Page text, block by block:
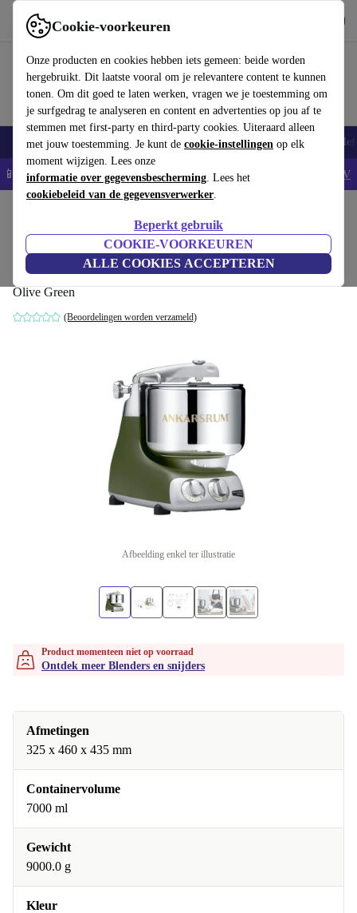
Cookie-voorkeuren
Onze producten en cookies hebben iets gemeen: beide worden
hergebruikt. Dit laatste vooral om je relevantere content te kunnen
tonen. Om dit goed te laten werken, vragen we je toestemming om
je surfgedrag te analyseren en content en advertenties op jou af te
stemmen met first-party en third-party cookies. Uiteraard alleen
met jouw toestemming. Je kunt de cookie-instellingen op elk
moment wijzigen. Lees onze
informatie over gegevensbescherming. Lees het
cookiebeleid van de gegevensverwerker.
Beperkt gebruik
COOKIE-VOORKEUREN
ALLE COOKIES ACCEPTEREN
Gebruik refurbed snel en eenvoudig
Smartphones Laptops Tablets Smartwatches Accessoires
📱5% EXTRA korting op alle iPhones – Code: IPHONEDEAL - AV
Ankarsrum Assistent Original 6230
Keukenmachine
Olive Green
(Beoordelingen worden verzameld)
Afbeelding enkel ter illustratie
Product momenteen niet op voorraad
Ontdek meer Blenders en snijders
Afmetingen
325 x 460 x 435 mm
Containervolume
7000 ml
Gewicht
9000.0 g
Kleur